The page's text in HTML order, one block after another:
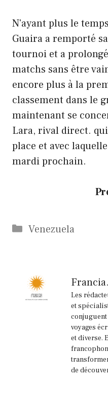
N'ayant plus le
Guaira a remporté
tournoi et a
matchs sans être
encore plus à la
classement dans le
maintenant se
Lara, rival direct.
place et avec
mardi prochain.
Catégories
Venezuela
Les
et
voyages
et diverse.
de